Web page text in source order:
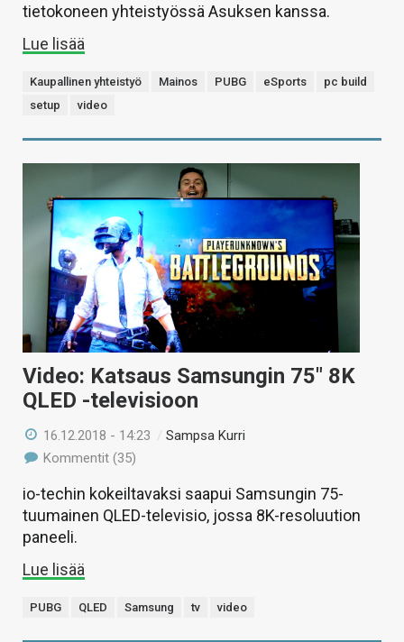
tietokoneen yhteistyössä Asuksen kanssa.
Lue lisää
Kaupallinen yhteistyö Mainos PUBG eSports
pc build
setup
video
Video: Katsaus Samsungin 75″ 8K
QLED -televisioon
16.12.2018 - 14:23 /Sampsa Kurri
Kommentit (35)
io-techin kokeiltavaksi saapui Samsungin 75-
tuumainen QLED-televisio, jossa 8K-resoluution
paneeli.
Lue lisää
PUBG QLED Samsung tv video